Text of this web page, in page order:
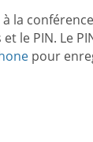
la
et le PIN. Le
pour